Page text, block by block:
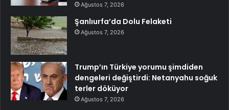
Ağustos 7, 2026
Şanlıurfa’da Dolu Felaketi
Ağustos 7, 2026
Trump’ın Türkiye yorumu şimdiden
dengeleri değiştirdi: Netanyahu soğuk
terler döküyor
Ağustos 7, 2026